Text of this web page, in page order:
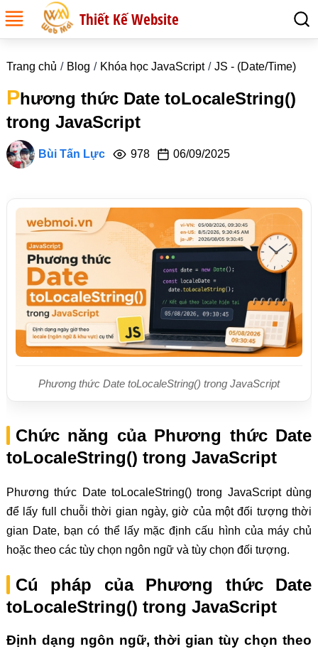
Thiết Kế Website
Trang chủ Blog Khóa học JavaScript JS - (Date/Time)
Phương thức Date toLocaleString()
trong JavaScript
Bùi Tấn Lực 978 06/09/2025
Phương thức Date toLocaleString() trong JavaScript
Chức năng của Phương thức Date
toLocaleString() trong JavaScript
Phương thức Date toLocaleString() trong JavaScript dùng
để lấy full chuỗi thời gian ngày, giờ của một đối tượng thời
gian Date, bạn có thể lấy mặc định cấu hình của máy chủ
hoặc theo các tùy chọn ngôn ngữ và tùy chọn đối tượng.
Cú pháp của Phương thức Date
toLocaleString() trong JavaScript
Định dạng ngôn ngữ, thời gian tùy chọn theo